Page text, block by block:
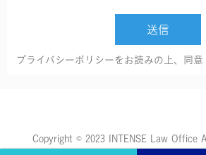
送信
プライバシーポリシーをお読みの上、同意
Copyright © 2023 INTENSE Law Office